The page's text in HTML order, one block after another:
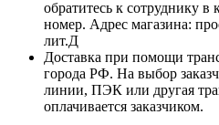
обратитесь к сотруднику в
номер. Адрес магазина:
лит.Д
Доставка при помощи
города РФ. На выбор
линии, ПЭК или другая
оплачивается заказчиком.